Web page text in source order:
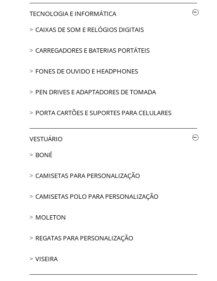
TECNOLOGIA E INFORMÁTICA
CAIXAS DE SOM E RELÓGIOS DIGITAIS
CARREGADORES E BATERIAS PORTÁTEIS
FONES DE OUVIDO E HEADPHONES
PEN DRIVES E ADAPTADORES DE TOMADA
PORTA CARTÕES E SUPORTES PARA CELULARES
VESTUÁRIO
BONÉ
CAMISETAS PARA PERSONALIZAÇÃO
CAMISETAS POLO PARA PERSONALIZAÇÃO
MOLETON
REGATAS PARA PERSONALIZAÇÃO
VISEIRA